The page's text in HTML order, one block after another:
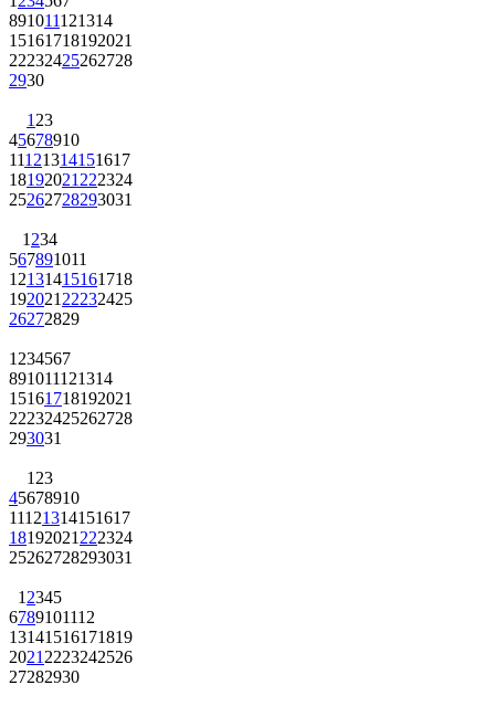
891011121314
15161718192021
22232425262728
2930
123
45678910
11121314151617
18192021222324
25262728293031
1234
567891011
12131415161718
19202122232425
26272829
1234567
891011121314
15161718192021
22232425262728
293031
123
45678910
11121314151617
18192021222324
25262728293031
12345
6789101112
13141516171819
20212223242526
27282930